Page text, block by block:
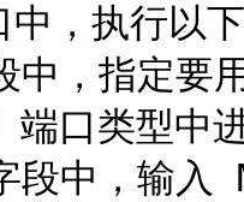
，执行以
口类型中